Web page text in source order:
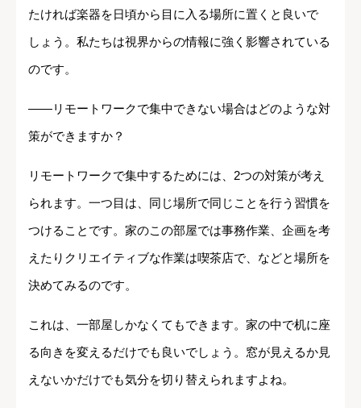
たければ楽器を日頃から目に入る場所に置くと良いで
しょう。私たちは視界からの情報に強く影響されている
のです。
――リモートワークで集中できない場合はどのような対
策ができますか？
リモートワークで集中するためには、2つの対策が考え
られます。一つ目は、同じ場所で同じことを行う習慣を
つけることです。家のこの部屋では事務作業、企画を考
えたりクリエイティブな作業は喫茶店で、などと場所を
決めてみるのです。
これは、一部屋しかなくてもできます。家の中で机に座
る向きを変えるだけでも良いでしょう。窓が見えるか見
えないかだけでも気分を切り替えられますよね。